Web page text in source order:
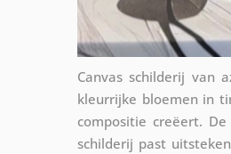
Canvas schilderij van
kleurrijke bloemen in
compositie creëert.
schilderij past